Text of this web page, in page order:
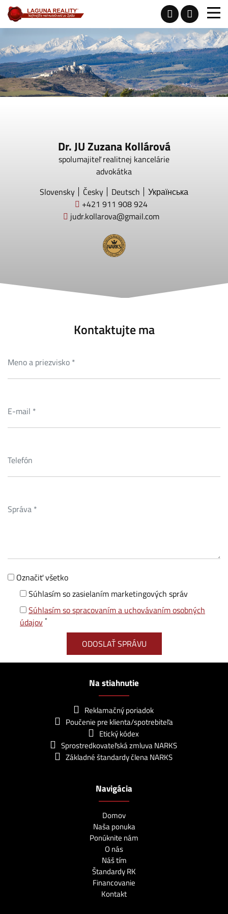
Dr. JU Zuzana Kollárová
spolumajiteľ realitnej kancelárie
advokátka
Slovensky
Česky Deutsch
Українська
+421 911 908 924
judr.kollarova@gmail.com
Kontaktujte ma
Označiť všetko
Súhlasím so zasielaním marketingových správ
Súhlasím so spracovaním a uchovávaním osobných
údajov *
Na stiahnutie
Reklamačný poriadok
Poučenie pre klienta/spotrebiteľa
Etický kódex
Sprostredkovateľská zmluva NARKS
Základné štandardy člena NARKS
Navigácia
Domov
Naša ponuka
Ponúknite nám
O nás
Náš tím
Štandardy RK
Financovanie
Kontakt